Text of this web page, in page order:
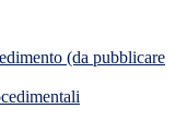
(da pubblicare